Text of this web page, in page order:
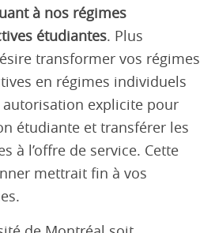
à nos régimes
étudiantes. Plus
transformer vos régimes
en régimes individuels
explicite pour
étudiante et transférer les
à l’offre de service. Cette
mettrait fin à vos